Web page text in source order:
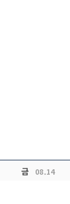
금 08.14